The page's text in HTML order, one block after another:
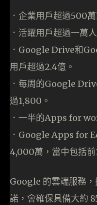
．企業用戶超過500
．活躍用戶超過一萬
．Google Drive和
用戶超過2.4億。
．每周的Google
過1,800。
．一半的Apps for
．Google Apps for
4,000萬，當中包括
Google 的雲端服務
諾，會確保具備大約